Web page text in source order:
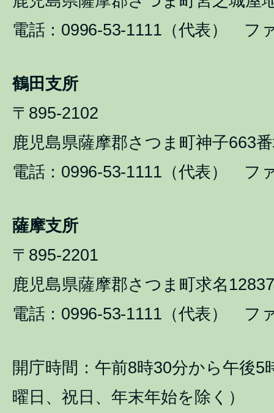
電話：0996-53-1111（代表） フ
鶴田支所
〒895-2102
鹿児島県薩摩郡さつま町神子663
電話：0996-53-1111（代表） フ
薩摩支所
〒895-2201
鹿児島県薩摩郡さつま町求名
電話：0996-53-1111（代表） フ
開庁時間：午前8時30分から午後5
曜日、祝日、年末年始を除く）